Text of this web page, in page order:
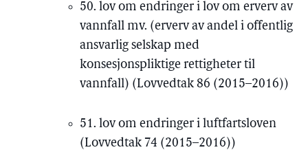
50. lov om endringer i lov om erverv av
vannfall mv. (erverv av andel i offentlig
ansvarlig selskap med
konsesjonspliktige rettigheter til
vannfall) (Lovvedtak 86 (2015–2016))
51. lov om endringer i luftfartsloven
(Lovvedtak 74 (2015–2016))